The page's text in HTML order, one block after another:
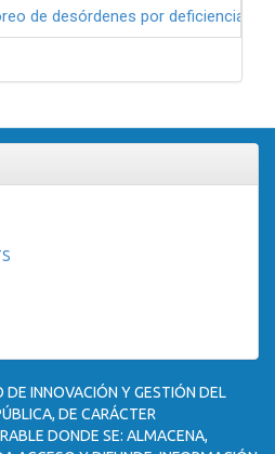
de desórdenes por deficiencia
DE INNOVACIÓN Y GESTIÓN DEL
DE CARÁCTER
DONDE SE: ALMACENA,